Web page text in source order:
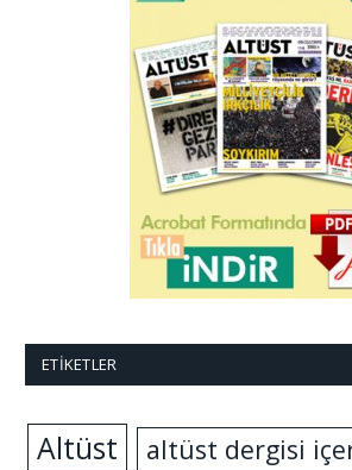
ETIKETLER
Altüst
altüst dergisi